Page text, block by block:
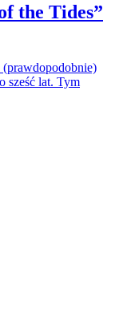
the Tides”
sześć lat. Tym